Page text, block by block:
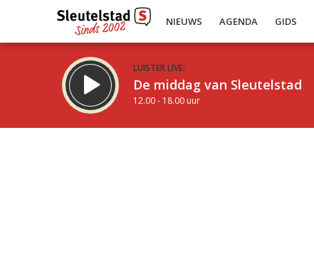
NIEUWS AGENDA GIDS
LUISTER LIVE:
De middag van Sleutelstad
12.00 - 18.00 uur